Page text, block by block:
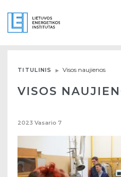
TITULINIS Visos naujienos
VISOS
2023 Vasario 7